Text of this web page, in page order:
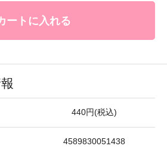
ートに入れる
440円(税込)
4589830051438